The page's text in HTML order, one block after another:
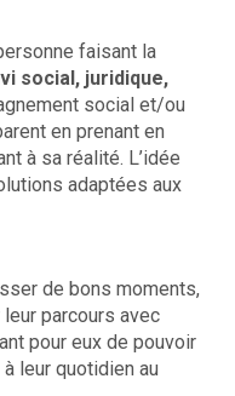
faisant la
social, juridique,
social et/ou
en prenant en
à sa réalité. L’idée
adaptées aux
de bons moments,
leur parcours avec
pour eux de pouvoir
leur quotidien au